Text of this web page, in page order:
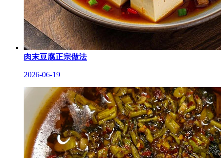
肉末豆腐正宗做法
2026-06-19